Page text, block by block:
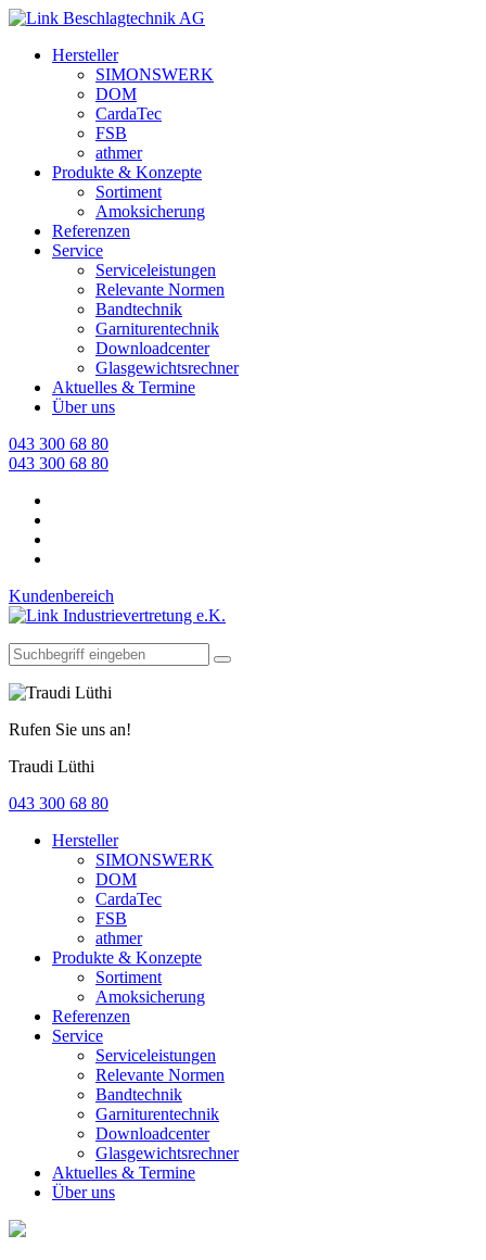
Hersteller
SIMONSWERK
DOM
CardaTec
FSB
athmer
Produkte & Konzepte
Sortiment
Amoksicherung
Referenzen
Service
Serviceleistungen
Relevante Normen
Bandtechnik
Garniturentechnik
Downloadcenter
Glasgewichtsrechner
Aktuelles & Termine
Über uns
043 300 68 80
043 300 68 80
Kundenbereich
Rufen Sie uns an!
Traudi Lüthi
043 300 68 80
Hersteller
SIMONSWERK
DOM
CardaTec
FSB
athmer
Produkte & Konzepte
Sortiment
Amoksicherung
Referenzen
Service
Serviceleistungen
Relevante Normen
Bandtechnik
Garniturentechnik
Downloadcenter
Glasgewichtsrechner
Aktuelles & Termine
Über uns
Cookie-Einstellungen